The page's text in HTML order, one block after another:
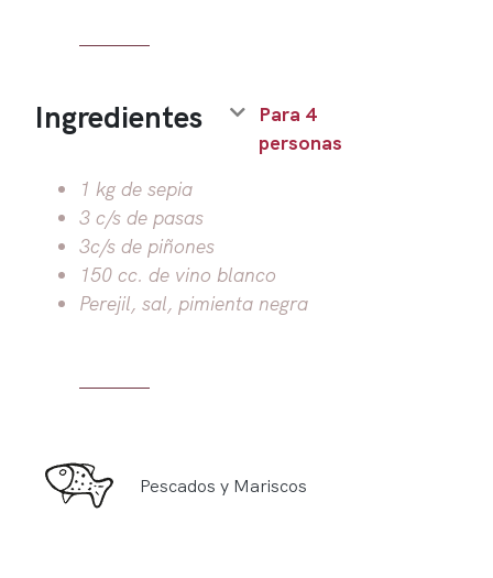
Ingredientes
Para 4
personas
1 kg de sepia
3 c/s de pasas
3c/s de piñones
150 cc. de vino blanco
Perejil, sal, pimienta negra
Pescados y Mariscos